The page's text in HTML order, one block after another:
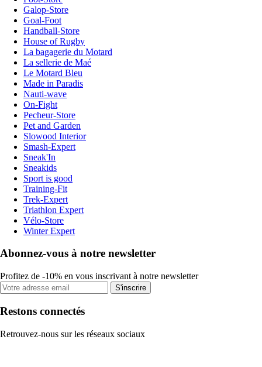
Galop-Store
Goal-Foot
Handball-Store
House of Rugby
La bagagerie du Motard
La sellerie de Maé
Le Motard Bleu
Made in Paradis
Nauti-wave
On-Fight
Pecheur-Store
Pet and Garden
Slowood Interior
Smash-Expert
Sneak'In
Sneakids
Sport is good
Training-Fit
Trek-Expert
Triathlon Expert
Vélo-Store
Winter Expert
Abonnez-vous à notre newsletter
Profitez de -10% en vous inscrivant à notre newsletter
S'inscrire
Restons connectés
Retrouvez-nous sur les réseaux sociaux